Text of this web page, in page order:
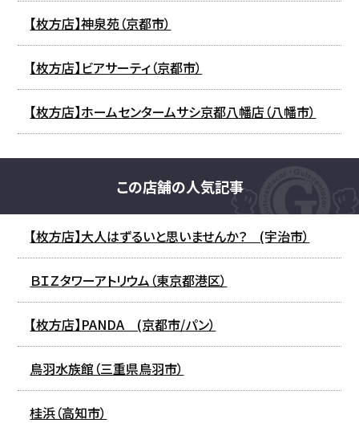
【枚方店】神泉苑（京都市）
【枚方店】ビアサーティ（京都市）
【枚方店】ホームセンタームサシ京都八幡店（八幡市）
この店舗の人気記事
【枚方店】大人はずるいと思いませんか？ (宇治市）
ＢＩＺタワーアトリウム（東京都港区）
【枚方店】PANDA (京都市/パン）
鳥羽水族館（三重県鳥羽市）
桂浜（高知市）